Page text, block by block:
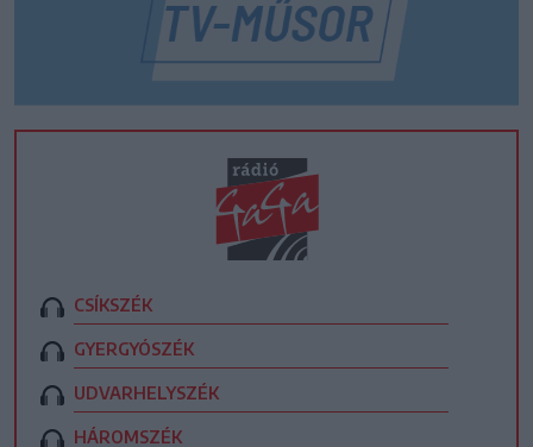
CSÍKSZÉK
GYERGYÓSZÉK
UDVARHELYSZÉK
HÁROMSZÉK